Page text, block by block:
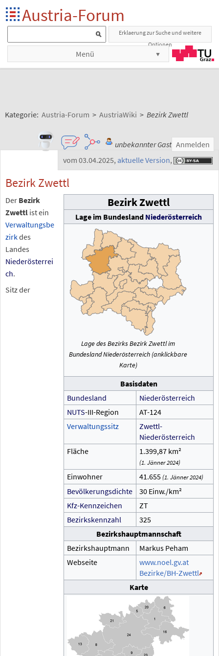
Austria-Forum
Erklaerung zur Suche und weitere
Optionen
Menü
Kategorie: Austria-Forum > AustriaWiki > Bezirk Zwettl
unbekannter Gast Anmelden
vom 03.04.2025, aktuelle Version,
Bezirk Zwettl
Bezirk Zwettl
Lage im Bundesland Niederösterreich
Lage des Bezirks Bezirk Zwettl im
Bundesland Niederösterreich (anklickbare
Karte)
Basisdaten
Bundesland
Niederösterreich
NUTS-III-Region
AT-124
Verwaltungssitz
Zwettl-
Niederösterreich
Fläche
1.399,87 km²
(1. Jänner 2024)
Einwohner 41.655(1. Jänner 2024)
Bevölkerungsdichte 30 Einw./km²
Kfz-Kennzeichen
ZT
Bezirkskennzahl
325
Bezirkshauptmannschaft
Bezirkshauptmann
Markus Peham
Webseite
www.noel.gv.at
Bezirke/BH-Zwettl
Karte
Der Bezirk
Zwettl ist ein
Verwaltungsbe
zirkdes
Landes
Niederösterrei
ch.
Sitz der